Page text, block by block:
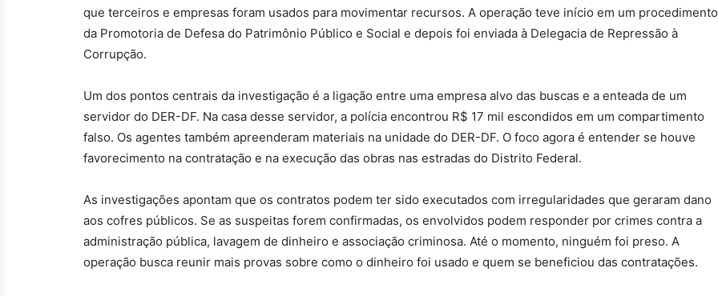
que terceiros e empresas foram usados para movimentar recursos. A operação teve início em um procedimento
da Promotoria de Defesa do Patrimônio Público e Social e depois foi enviada à Delegacia de Repressão à
Corrupção.
Um dos pontos centrais da investigação é a ligação entre uma empresa alvo das buscas e a enteada de um
servidor do DER-DF. Na casa desse servidor, a polícia encontrou R$ 17 mil escondidos em um compartimento
falso. Os agentes também apreenderam materiais na unidade do DER-DF. O foco agora é entender se houve
favorecimento na contratação e na execução das obras nas estradas do Distrito Federal.
As investigações apontam que os contratos podem ter sido executados com irregularidades que geraram dano
aos cofres públicos. Se as suspeitas forem confirmadas, os envolvidos podem responder por crimes contra a
administração pública, lavagem de dinheiro e associação criminosa. Até o momento, ninguém foi preso. A
operação busca reunir mais provas sobre como o dinheiro foi usado e quem se beneficiou das contratações.